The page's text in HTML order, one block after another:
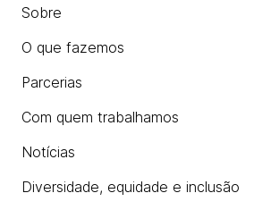
Sobre
O que fazemos
Parcerias
Com quem trabalhamos
Notícias
Diversidade, equidade e inclusão